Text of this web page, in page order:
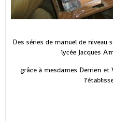
Des séries de manuel de
lycée Jacques
grâce à mesdames Derrien